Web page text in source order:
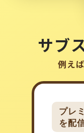
サブ
例え
プレ
を配